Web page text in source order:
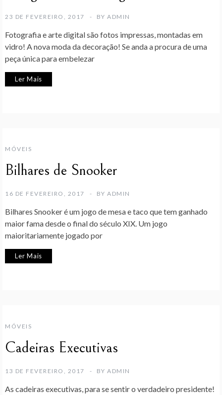
23 DE FEVEREIRO, 2017 BY ADMIN
Fotografia e arte digital são fotos impressas, montadas em
vidro! A nova moda da decoração! Se anda a procura de uma
peça única para embelezar
Ler Mais
MÓVEIS
Bilhares de Snooker
16 DE FEVEREIRO, 2017 BY ADMIN
Bilhares Snooker é um jogo de mesa e taco que tem ganhado
maior fama desde o final do século XIX. Um jogo
maioritariamente jogado por
Ler Mais
MÓVEIS
Cadeiras Executivas
13 DE FEVEREIRO, 2017 BY ADMIN
As cadeiras executivas, para se sentir o verdadeiro presidente!